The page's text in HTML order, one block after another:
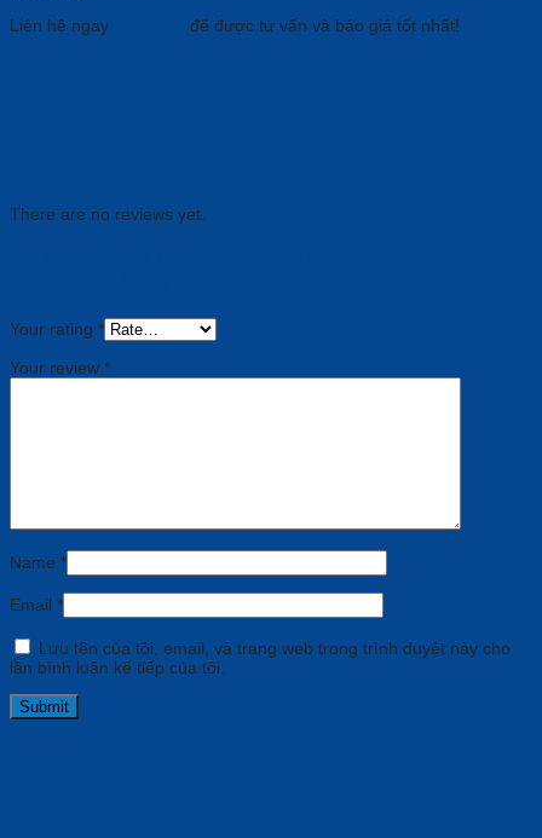
Liên hệ ngay
để được tư vấn và báo giá tốt nhất!
There are no reviews yet.
Your rating *
Your review *
Name *
Email *
Lưu tên của tôi, email, và trang web trong trình duyệt này cho
lần bình luận kế tiếp của tôi.